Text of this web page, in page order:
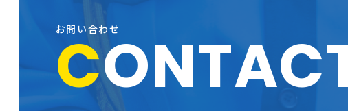
お問い合わせ
C